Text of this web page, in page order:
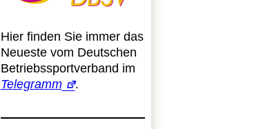
Hier finden Sie immer das
Neueste vom Deutschen
Betriebssportverband im
Telegramm
.